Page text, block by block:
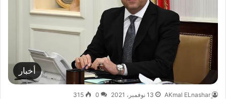
أخبار
13 نوفمبر، 2021 0
315